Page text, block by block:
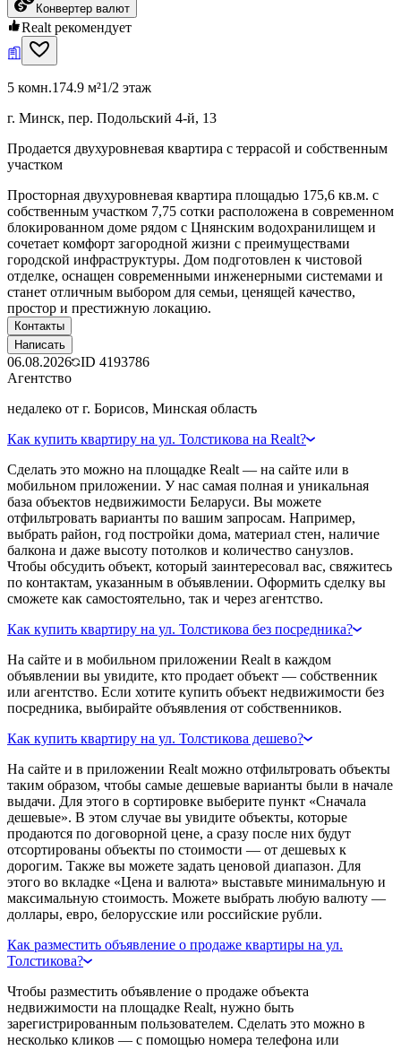
Конвертер валют
Realt рекомендует
5 комн.174.9 м²1/2 этаж
г. Минск, пер. Подольский 4-й, 13
Продается двухуровневая квартира с террасой и собственным
участком
Просторная двухуровневая квартира площадью 175,6 кв.м. с
собственным участком 7,75 сотки расположена в современном
блокированном доме рядом с Цнянским водохранилищем и
сочетает комфорт загородной жизни с преимуществами
городской инфраструктуры. Дом подготовлен к чистовой
отделке, оснащен современными инженерными системами и
станет отличным выбором для семьи, ценящей качество,
простор и престижную локацию.
Контакты
Написать
06.08.2026 ID 4193786
Агентство
недалеко от г. Борисов, Минская область
Как купить квартиру на ул. Толстикова на Realt?
Сделать это можно на площадке Realt — на сайте или в
мобильном приложении. У нас самая полная и уникальная
база объектов недвижимости Беларуси. Вы можете
отфильтровать варианты по вашим запросам. Например,
выбрать район, год постройки дома, материал стен, наличие
балкона и даже высоту потолков и количество санузлов.
Чтобы обсудить объект, который заинтересовал вас, свяжитесь
по контактам, указанным в объявлении. Оформить сделку вы
сможете как самостоятельно, так и через агентство.
Как купить квартиру на ул. Толстикова без посредника?
На сайте и в мобильном приложении Realt в каждом
объявлении вы увидите, кто продает объект — собственник
или агентство. Если хотите купить объект недвижимости без
посредника, выбирайте объявления от собственников.
Как купить квартиру на ул. Толстикова дешево?
На сайте и в приложении Realt можно отфильтровать объекты
таким образом, чтобы самые дешевые варианты были в начале
выдачи. Для этого в сортировке выберите пункт «Сначала
дешевые». В этом случае вы увидите объекты, которые
продаются по договорной цене, а сразу после них будут
отсортированы объекты по стоимости — от дешевых к
дорогим. Также вы можете задать ценовой диапазон. Для
этого во вкладке «Цена и валюта» выставьте минимальную и
максимальную стоимость. Можете выбрать любую валюту —
доллары, евро, белорусские или российские рубли.
Как разместить объявление о продаже квартиры на ул.
Толстикова?
Чтобы разместить объявление о продаже объекта
недвижимости на площадке Realt, нужно быть
зарегистрированным пользователем. Сделать это можно в
несколько кликов — с помощью номера телефона или